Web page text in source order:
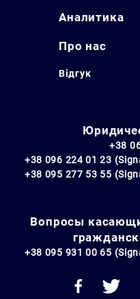
Аналитика
Про нас
Відгук
+38
+38 096 224 01 23
+38 095 277 53 55
Вопросы
+38 095 931 00 65